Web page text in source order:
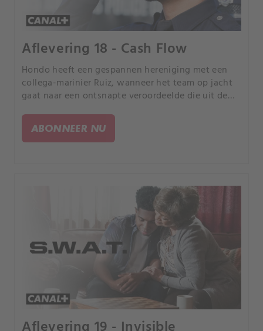
Aflevering 18 - Cash Flow
Hondo heeft een gespannen hereniging met een
collega-marinier Ruiz, wanneer het team op jacht
gaat naar een ontsnapte veroordeelde die uit de
militaire wapens gebruiken. Chris bereidt zich voor
op een moeilijk afscheid als haar voormalige K-9-
ABONNEER NU